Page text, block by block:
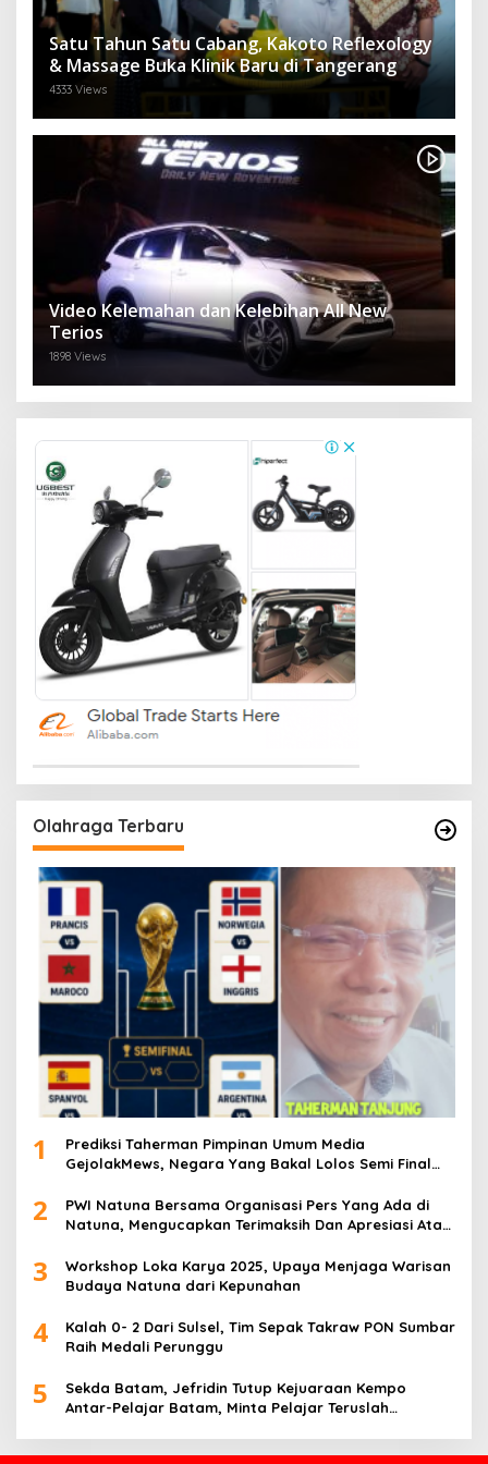
Satu Tahun Satu Cabang, Kakoto Reflexology
& Massage Buka Klinik Baru di Tangerang
4333 Views
Video Kelemahan dan Kelebihan All New
Terios
1898 Views
Olahraga Terbaru
1
Prediksi Taherman Pimpinan Umum Media
GejolakMews, Negara Yang Bakal Lolos Semi Final
2
PWI Natuna Bersama Organisasi Pers Yang Ada di
Natuna, Mengucapkan Terimaksih Dan Apresiasi Atas
dan Insan Pers
3
Workshop Loka Karya 2025, Upaya Menjaga Warisan
Budaya Natuna dari Kepunahan
4
Kalah 0- 2 Dari Sulsel, Tim Sepak Takraw PON Sumbar
Raih Medali Perunggu
5
Sekda Batam, Jefridin Tutup Kejuaraan Kempo
Antar-Pelajar Batam, Minta Pelajar Teruslah